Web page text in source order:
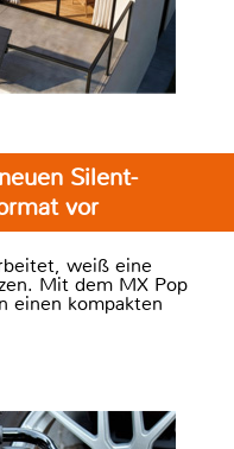
Silent-
vor
weiß eine
Mit dem MX Pop
einen kompakten